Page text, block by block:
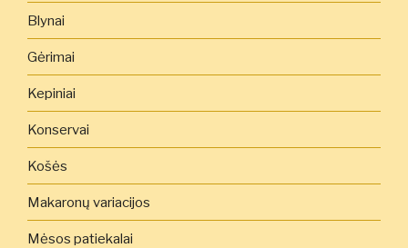
Blynai
Gėrimai
Kepiniai
Konservai
Košės
Makaronų variacijos
Mėsos patiekalai